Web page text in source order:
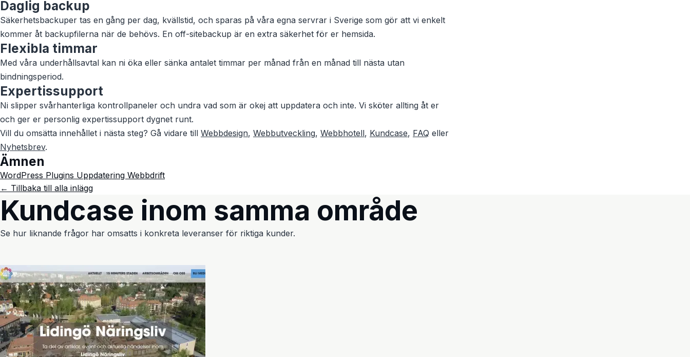
Daglig backup
Säkerhetsbackuper tas en gång per dag, kvällstid, och sparas på våra egna servrar i Sverige som gör att vi enkelt
kommer åt backupfilerna när de behövs. En off-sitebackup är en extra säkerhet för er hemsida.
Flexibla timmar
Med våra underhållsavtal kan ni öka eller sänka antalet timmar per månad från en månad till nästa utan
bindningsperiod.
Expertissupport
Ni slipper svårhanterliga kontrollpaneler och undra vad som är okej att uppdatera och inte. Vi sköter allting åt er
och ger er personlig expertissupport dygnet runt.
Vill du omsätta innehållet i nästa steg? Gå vidare till Webbdesign, Webbutveckling, Webbhotell, Kundcase, FAQ eller
Nyhetsbrev.
Ämnen
WordPress Plugins Uppdatering Webbdrift
← Tillbaka till alla inlägg
Kundcase inom samma område
Se hur liknande frågor har omsatts i konkreta leveranser för riktiga kunder.